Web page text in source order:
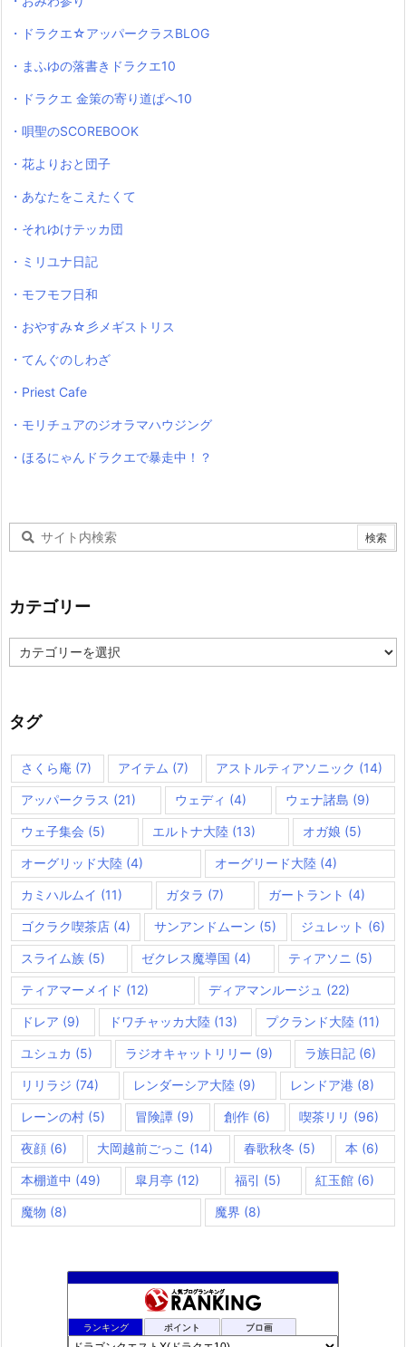
・ドラクエ☆アッパークラスBLOG
・まふゆの落書きドラクエ10
・ドラクエ 金策の寄り道ぱへ10
・唄聖のSCOREBOOK
・花よりおと団子
・あなたをこえたくて
・それゆけテッカ団
・ミリユナ日記
・モフモフ日和
・おやすみ☆彡メギストリス
・てんぐのしわざ
・Priest Cafe
・モリチュアのジオラマハウジング
・ほるにゃんドラクエで暴走中！？
カテゴリー
テ
ー
タグ
さくら庵 (7) アイテム (7) アストルティアソニック (14)
アッパークラス (21) ウェディ (4) ウェナ諸島 (9)
ウェ子集会 (5) エルトナ大陸 (13) オガ娘 (5)
オーグリッド大陸 (4) オーグリード大陸 (4)
カミハルムイ (11) ガタラ (7) ガートラント (4)
ゴクラク喫茶店 (4) サンアンドムーン (5) ジュレット (6)
スライム族 (5) ゼクレス魔導国 (4) ティアソニ (5)
ティアマーメイド (12) ディアマンルージュ (22)
ドレア (9) ドワチャッカ大陸(13) プクランド大陸 (11)
ユシュカ (5) ラジオキャットリリー (9) ラ族日記 (6)
リリラジ (74) レンダーシア大陸 (9) レンドア港 (8)
レーンの村 (5) 冒険譚(9) 創作(6) 喫茶リリ (96)
夜顔 (6) 大岡越前ごっこ (14) 春歌秋冬 (5) 本 (6)
本棚道中 (49) 皐月亭 (12) 福引 (5) 紅玉館(6)
魔物 (8) 魔界 (8)
ランキング ポイント ブロ画
rosappiのブログ
885位 小さな村